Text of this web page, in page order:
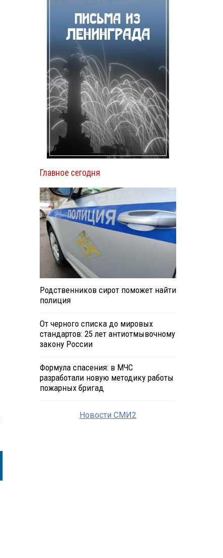
Главное сегодня
Родственников сирот поможет найти
полиция
От черного списка до мировых
стандартов: 25 лет антиотмывочному
закону России
Формула спасения: в МЧС
разработали новую методику работы
пожарных бригад
Новости СМИ2